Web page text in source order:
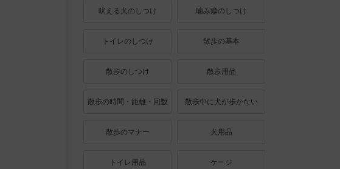
吠える犬のしつけ 噛み癖のしつけ
トイレのしつけ 散歩の基本
散歩のしつけ 散歩用品
散歩の時間・距離・回数 散歩中に犬が歩かない
散歩のマナー 犬用品
トイレ用品 ケージ